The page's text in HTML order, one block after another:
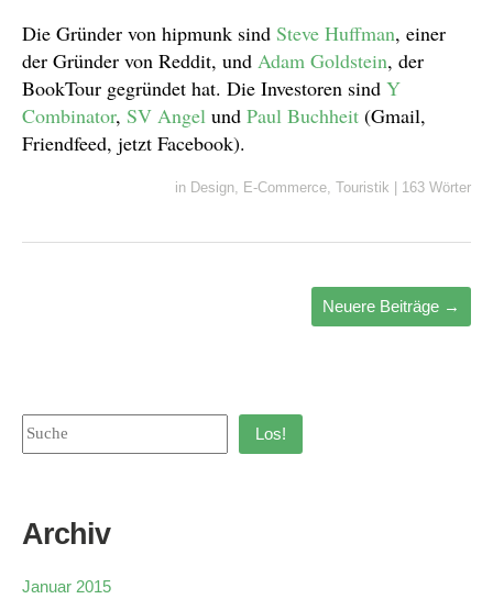
Die Gründer von hipmunk sind Steve Huffman, einer
der Gründer von Reddit, und Adam Goldstein, der
BookTour gegründet hat. Die Investoren sind Y
Combinator, SV Angel und Paul Buchheit (Gmail,
Friendfeed, jetzt Facebook).
in Design E-Commerce Touristik | 163 Wörter
Neuere Beiträge →
Los!
Archiv
Januar 2015